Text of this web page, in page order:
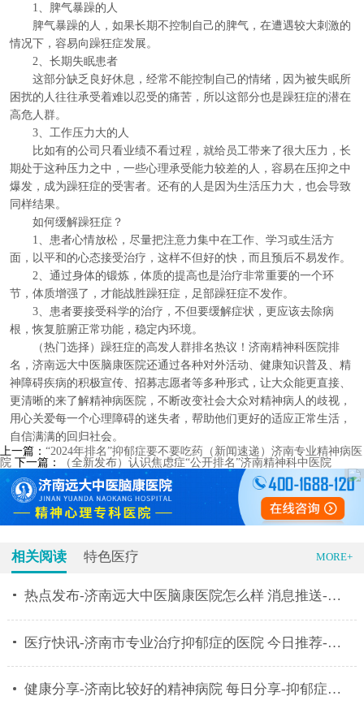
1、脾气暴躁的人
脾气暴躁的人，如果长期不控制自己的脾气，在遭遇较大刺激的
情况下，容易向躁狂症发展。
2、长期失眠患者
这部分缺乏良好休息，经常不能控制自己的情绪，因为被失眠所
困扰的人往往承受着难以忍受的痛苦，所以这部分也是躁狂症的潜在
高危人群。
3、工作压力大的人
比如有的公司只看业绩不看过程，就给员工带来了很大压力，长
期处于这种压力之中，一些心理承受能力较差的人，容易在压抑之中
爆发，成为躁狂症的受害者。还有的人是因为生活压力大，也会导致
同样结果。
如何缓解躁狂症？
1、患者心情放松，尽量把注意力集中在工作、学习或生活方
面，以平和的心态接受治疗，这样不但好的快，而且预后不易发作。
2、通过身体的锻炼，体质的提高也是治疗非常重要的一个环
节，体质增强了，才能战胜躁狂症，足部躁狂症不发作。
3、患者要接受科学的治疗，不但要缓解症状，更应该去除病
根，恢复脏腑正常功能，稳定内环境。
（热门选择）躁狂症的高发人群排名热议！济南精神科医院排
名，济南远大中医脑康医院还通过各种对外活动、健康知识普及、精
神障碍疾病的积极宣传、招募志愿者等多种形式，让大众能更直接、
更清晰的来了解精神病医院，不断改变社会大众对精神病人的歧视，
用心关爱每一个心理障碍的迷失者，帮助他们更好的适应正常生活，
自信满满的回归社会。
上一篇： “2024年排名”抑郁症要不要吃药（新闻速递）济南专业精神病医
院 下一篇： （全新发布）认识焦虑症“公开排名”济南精神科中医院
相关阅读 特色医疗 MORE+
热点发布-济南远大中医脑康医院怎么样 消息推送-济南
医疗快讯-济南市专业治疗抑郁症的医院 今日推荐-抑郁
健康分享-济南比较好的精神病院 每日分享-抑郁症患者